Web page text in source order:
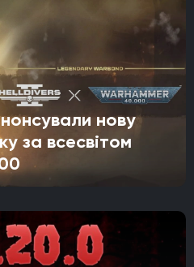
нову
за всесвітом